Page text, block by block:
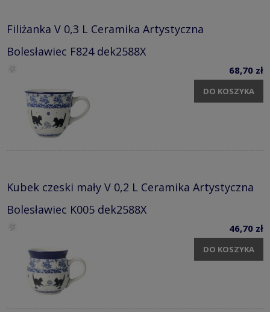
Filiżanka V 0,3 L Ceramika Artystyczna
Bolesławiec F824 dek2588X
68,70 zł
DO KOSZYKA
Kubek czeski mały V 0,2 L Ceramika Artystyczna
Bolesławiec K005 dek2588X
46,70 zł
DO KOSZYKA